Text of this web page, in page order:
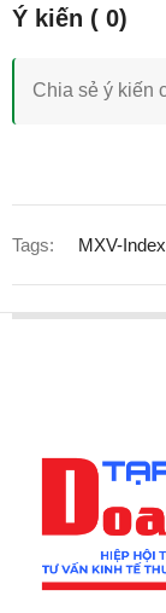
Tags: MXV-Index